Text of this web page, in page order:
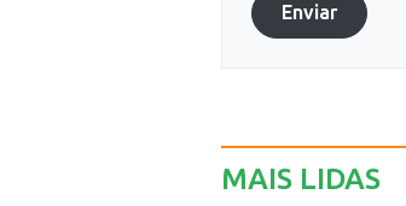
Enviar
MAIS LIDAS